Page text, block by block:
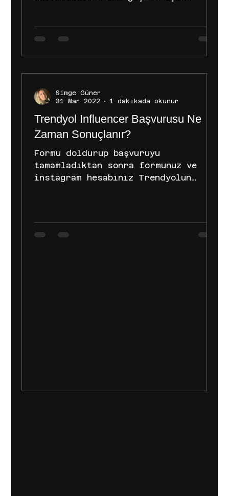
Trendyol Influencer Başvurusu Ne
Zaman Sonuçlanır?
Formu doldurup başvuruyu
tamamladıktan sonra formunuz ve
instagram hesabınız Trendyolun
Simge Güner
31 Mar 2022
1 dakikada okunur